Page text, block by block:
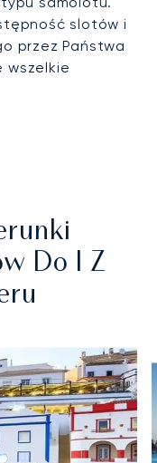
slotów i
przez Państwa
wszelkie
Do I Z